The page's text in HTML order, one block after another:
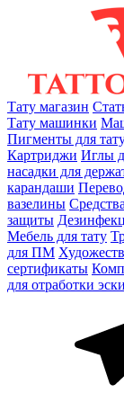
Тату магазин
Тату машинки
Пигменты для
Картриджи Иглы
насадки для
карандаши
вазелины
защиты
Мебель для тату
для ПМ
сертификаты
для отработки